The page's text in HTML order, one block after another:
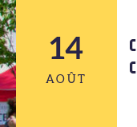
14
AOÛT
14
AOÛT